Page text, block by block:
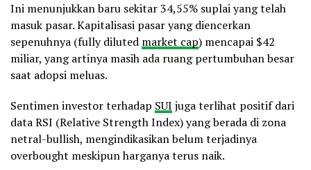
Ini menunjukkan baru sekitar 34,55% suplai yang telah
masuk pasar. Kapitalisasi pasar yang diencerkan
sepenuhnya (fully diluted market cap) mencapai $42
miliar, yang artinya masih ada ruang pertumbuhan besar
saat adopsi meluas.
Sentimen investor terhadap SUI juga terlihat positif dari
data RSI (Relative Strength Index) yang berada di zona
netral-bullish, mengindikasikan belum terjadinya
overbought meskipun harganya terus naik.